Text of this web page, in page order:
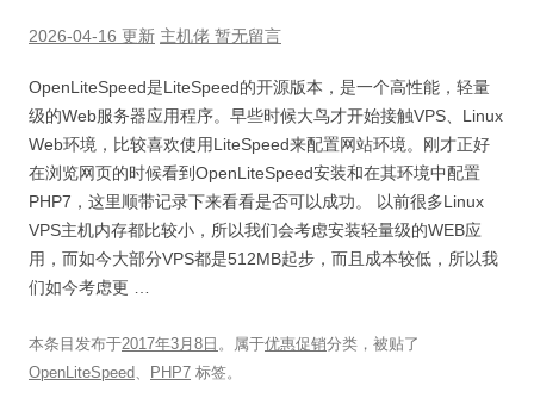
2026-04-16 更新 主机佬 暂无留言
OpenLiteSpeed是LiteSpeed的开源版本，是一个高性能，轻量
级的Web服务器应用程序。早些时候大鸟才开始接触VPS、Linux
Web环境，比较喜欢使用LiteSpeed来配置网站环境。刚才正好
在浏览网页的时候看到OpenLiteSpeed安装和在其环境中配置
PHP7，这里顺带记录下来看看是否可以成功。 以前很多Linux
VPS主机内存都比较小，所以我们会考虑安装轻量级的WEB应
用，而如今大部分VPS都是512MB起步，而且成本较低，所以我
们如今考虑更 …
本条目发布于2017年3月8日 。属于优惠促销分类，被贴了
OpenLiteSpeed、 PHP7 标签。